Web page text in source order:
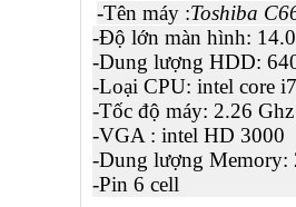
-Tên máy :Toshiba
-Độ lớn màn hình:
-Dung lượng HDD:
-Loại CPU: intel core
-Tốc độ máy: 2.26
-VGA : intel HD 3000
-Dung lượng Memory:
-Pin 6 cell